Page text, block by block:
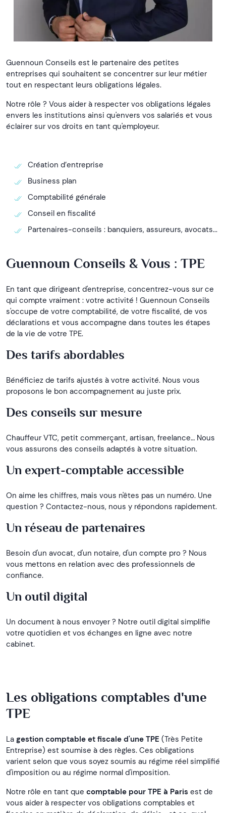
Guennoun Conseils est le partenaire des petites
entreprises qui souhaitent se concentrer sur leur métier
tout en respectant leurs obligations légales.
Notre rôle ? Vous aider à respecter vos obligations légales
envers les institutions ainsi qu'envers vos salariés et vous
éclairer sur vos droits en tant qu'employeur.
Création d’entreprise
Business plan
Comptabilité générale
Conseil en fiscalité
Partenaires-conseils : banquiers, assureurs, avocats...
Guennoun Conseils & Vous : TPE
En tant que dirigeant d'entreprise, concentrez-vous sur ce
qui compte vraiment : votre activité ! Guennoun Conseils
s'occupe de votre comptabilité, de votre fiscalité, de vos
déclarations et vous accompagne dans toutes les étapes
de la vie de votre TPE.
Des tarifs abordables
Bénéficiez de tarifs ajustés à votre activité. Nous vous
proposons le bon accompagnement au juste prix.
Des conseils sur mesure
Chauffeur VTC, petit commerçant, artisan, freelance… Nous
vous assurons des conseils adaptés à votre situation.
Un expert-comptable accessible
On aime les chiffres, mais vous n'êtes pas un numéro. Une
question ? Contactez-nous, nous y répondons rapidement.
Un réseau de partenaires
Besoin d'un avocat, d'un notaire, d'un compte pro ? Nous
vous mettons en relation avec des professionnels de
confiance.
Un outil digital
Un document à nous envoyer ? Notre outil digital simplifie
votre quotidien et vos échanges en ligne avec notre
cabinet.
Les obligations comptables d'une
TPE
La gestion comptable et fiscale d'une TPE (Très Petite
Entreprise) est soumise à des règles. Ces obligations
varient selon que vous soyez soumis au régime réel simplifié
d'imposition ou au régime normal d'imposition.
Notre rôle en tant que comptable pour TPE à Paris est de
vous aider à respecter vos obligations comptables et